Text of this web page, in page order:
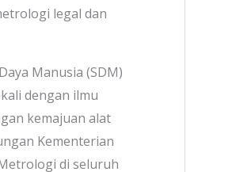
legal dan
Manusia (SDM)
dengan ilmu
kemajuan alat
Kementerian
di seluruh